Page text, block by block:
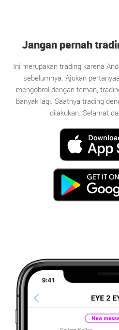
Jangan pernah
Ini merupakan trading karena
sebelumnya. Ajukan
mengobrol dengan teman,
banyak lagi. Saatnya trading
dilakukan. Selamat